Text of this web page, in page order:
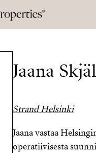
Jaana Skjäl
Strand Helsinki
Jaana vastaa
operatiivisesta